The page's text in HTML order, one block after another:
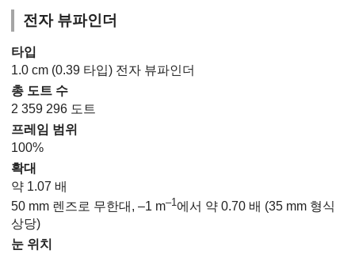
전자 뷰파인더
타입
1.0 cm (0.39 타입) 전자 뷰파인더
총 도트 수
2 359 296 도트
프레임 범위
100%
확대
약 1.07 배
50 mm 렌즈로 무한대, –1 m–1에서 약 0.70 배 (35 mm 형식
상당)
눈 위치